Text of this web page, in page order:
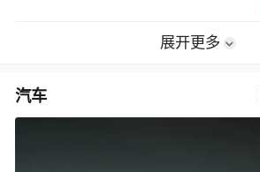
展开更多
汽车